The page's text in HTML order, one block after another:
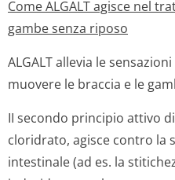
Come ALGALT agisce nel
gambe senza riposo
ALGALT allevia le
muovere le braccia e le
II secondo principio attivo
cloridrato, agisce contro la
intestinale (ad es. la